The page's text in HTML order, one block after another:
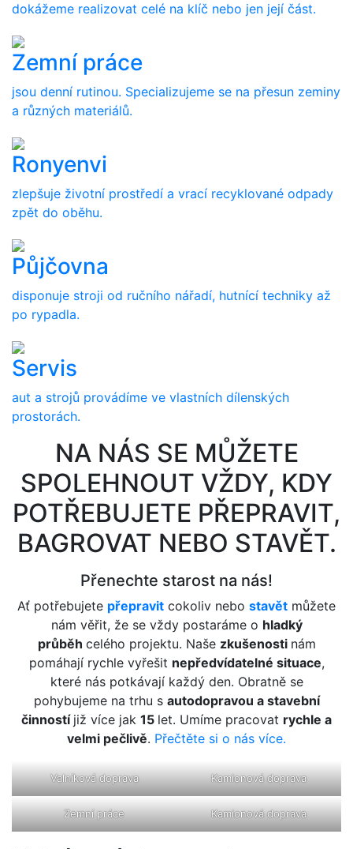
dokážeme realizovat celé na klíč nebo jen její část.
Zemní práce
jsou denní rutinou. Specializujeme se na přesun zeminy
a různých materiálů.
Ronyenvi
zlepšuje životní prostředí a vrací recyklované odpady
zpět do oběhu.
Půjčovna
disponuje stroji od ručního nářadí, hutnící techniky až
po rypadla.
Servis
aut a strojů provádíme ve vlastních dílenských
prostorách.
NA NÁS SE MŮŽETE
SPOLEHNOUT VŽDY, KDY
POTŘEBUJETE PŘEPRAVIT,
BAGROVAT NEBO STAVĚT.
Přenechte starost na nás!
Ať potřebujete přepravit cokoliv nebo stavět můžete
nám věřit, že se vždy postaráme o hladký
průběh celého projektu. Naše zkušenosti nám
pomáhají rychle vyřešit nepředvídatelné situace,
které nás potkávají každý den. Obratně se
pohybujeme na trhu s autodopravou a stavební
činností již více jak 15 let. Umíme pracovat rychle a
velmi pečlivě. Přečtěte si o nás více.
Valníková doprava Kamionová doprava
Zemní práce Kamionová doprava